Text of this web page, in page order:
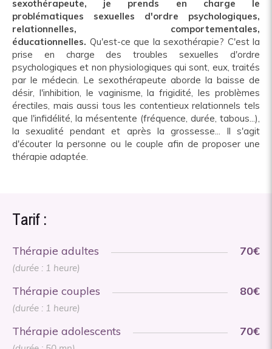
sexothérapeute, je prends en charge le
problématiques sexuelles d'ordre psychologiques,
relationnelles, comportementales,
éducationnelles. Qu'est-ce que la sexothérapie? C'est la
prise en charge des troubles sexuelles d'ordre
psychologiques et non physiologiques qui sont, eux, traités
par le médecin. Le sexothérapeute aborde la baisse de
désir, l'inhibition, le vaginisme, la frigidité, les problèmes
érectiles, mais aussi tous les contentieux relationnels tels
que l'infidélité, la mésentente (fréquence, durée, tabous...),
la sexualité pendant et après la grossesse... Il s'agit
d'écouter la personne ou le couple afin de proposer une
thérapie adaptée.
Tarif :
70€
Thérapie adultes
(durée : 1 heure)
80€
Thérapie couples
(durée : 1 heure)
70€
Thérapie adolescents